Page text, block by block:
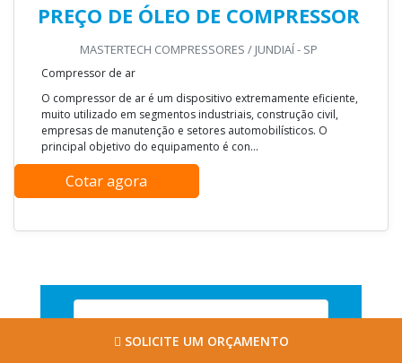
PREÇO DE ÓLEO DE COMPRESSOR
MASTERTECH COMPRESSORES / JUNDIAÍ - SP
Compressor de ar
O compressor de ar é um dispositivo extremamente eficiente,
muito utilizado em segmentos industriais, construção civil,
empresas de manutenção e setores automobilísticos. O
principal objetivo do equipamento é con...
Cotar agora
SOLICITE UM ORÇAMENTO